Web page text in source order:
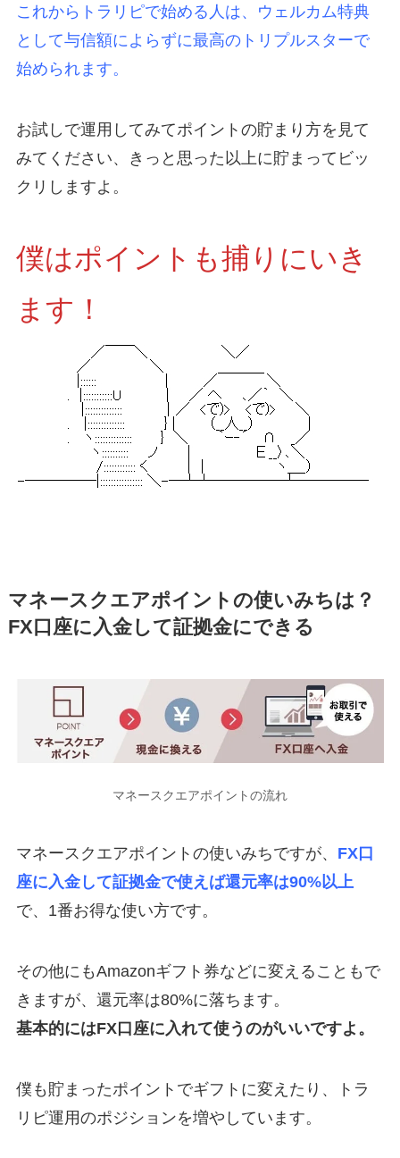
これからトラリピで始める人は、ウェルカム特典
として与信額によらずに最高のトリプルスターで
始められます。
お試しで運用してみてポイントの貯まり方を見て
みてください、きっと思った以上に貯まってビッ
クリしますよ。
僕はポイントも捕りにいき
ます！
マネースクエアポイントの使いみちは？
FX口座に入金して証拠金にできる
マネースクエアポイントの流れ
マネースクエアポイントの使いみちですが、 FX口
座に入金して証拠金で使えば還元率は90%以上
で、1番お得な使い方です。
その他にもAmazonギフト券などに変えることもで
きますが、還元率は80%に落ちます。
基本的にはFX口座に入れて使うのがいいですよ。
僕も貯まったポイントでギフトに変えたり、トラ
リピ運用のポジションを増やしています。